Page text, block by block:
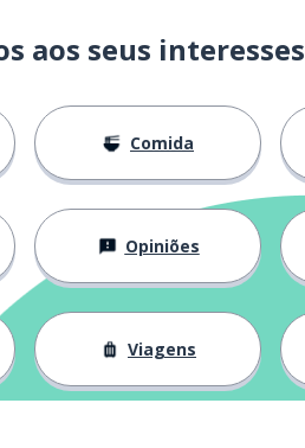
aos seus interesses
Comida
Opiniões
Viagens